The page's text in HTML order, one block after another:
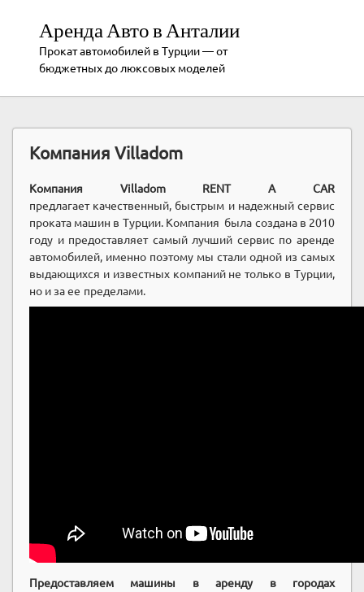
Аренда Авто в Анталии
Прокат автомобилей в Турции — от
бюджетных до люксовых моделей
Компания Villadom
Компания Villadom RENT A CAR
предлагает качественный, быстрым и надежный сервис
проката машин в Турции. Компания была создана в 2010
году и предоставляет самый лучший сервис по аренде
автомобилей, именно поэтому мы стали одной из самых
выдающихся и известных компаний не только в Турции,
но и за ее пределами.
Предоставляем машины в аренду в городах